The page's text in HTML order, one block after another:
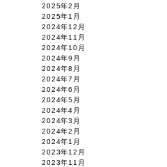
2025年2月
2025年1月
2024年12月
2024年11月
2024年10月
2024年9月
2024年8月
2024年7月
2024年6月
2024年5月
2024年4月
2024年3月
2024年2月
2024年1月
2023年12月
2023年11月